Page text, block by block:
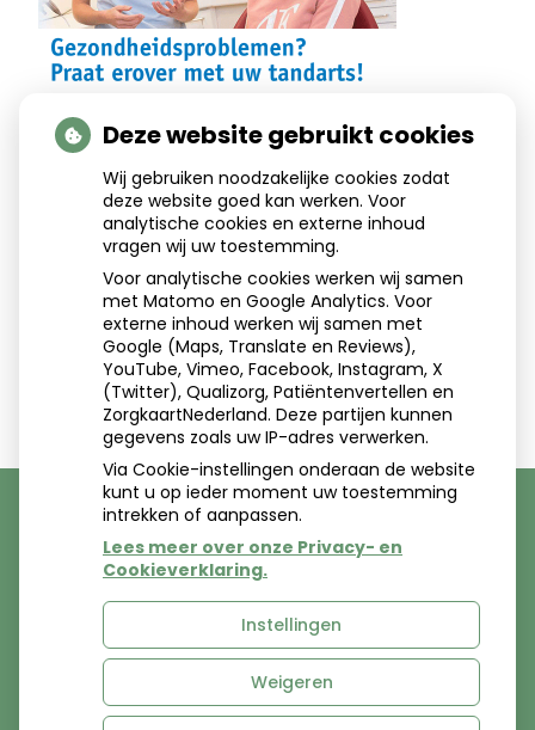
Aangesloten bij:
Uw Zorg Online | Beheer
ontwerp: Dolly Warhol
Privacy verklaring Cookie-instellingen
Deze website gebruikt cookies
Wij gebruiken noodzakelijke cookies zodat
deze website goed kan werken. Voor
analytische cookies en externe inhoud
vragen wij uw toestemming.
Voor analytische cookies werken wij samen
met Matomo en Google Analytics. Voor
externe inhoud werken wij samen met
Google (Maps, Translate en Reviews),
YouTube, Vimeo, Facebook, Instagram, X
(Twitter), Qualizorg, Patiëntenvertellen en
ZorgkaartNederland. Deze partijen kunnen
gegevens zoals uw IP-adres verwerken.
Via Cookie-instellingen onderaan de website
kunt u op ieder moment uw toestemming
intrekken of aanpassen.
Lees meer over onze Privacy- en
Cookieverklaring.
Instellingen
Weigeren